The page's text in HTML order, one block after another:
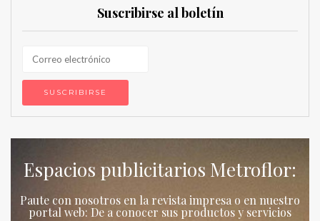
Suscribirse al boletín
Espacios publicitarios Metroflor:
Paute con nosotros en la revista impresa o en nuestro
portal web: De a conocer sus productos y servicios